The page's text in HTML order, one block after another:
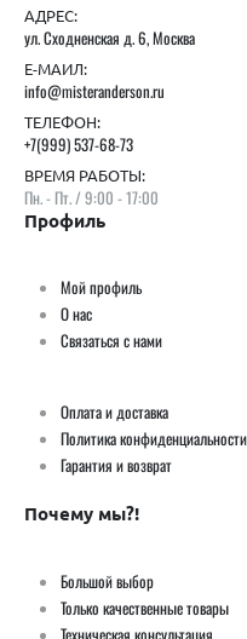
АДРЕС:
ул. Сходненская д. 6, Москва
Е-МАИЛ:
info@misteranderson.ru
ТЕЛЕФОН:
+7(999) 537-68-73
ВРЕМЯ РАБОТЫ:
Пн. - Пт. / 9:00 - 17:00
Профиль
Мой профиль
О нас
Связаться с нами
Оплата и доставка
Политика конфиденциальности
Гарантия и возврат
Почему мы?!
Большой выбор
Только качественные товары
Техническая консультация